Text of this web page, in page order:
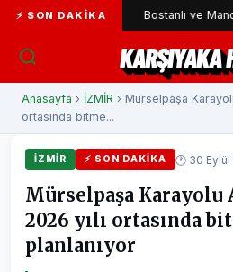
⚡ SON DAKIKABostanlı ve Manda dereleri
KARŞIYAKA
Anasayfa › İZMİR › Mürselpaşa
ortasında bitme...
İZMİR ⚡ SON DAKIKA 🕐 30 Eylül
Mürselpaşa
2026 yılı ortasında
planlanıyor